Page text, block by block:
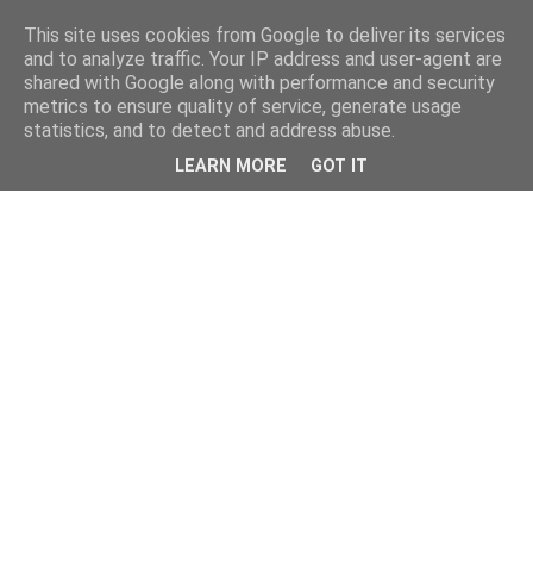
kristietim
viss, kas jāzin kristietim
This site uses cookies from Google to deliver its services
and to analyze traffic. Your IP address and user-agent are
shared with Google along with performance and security
metrics to ensure quality of service, generate usage
statistics, and to detect and address abuse.
LEARN MORE GOT IT